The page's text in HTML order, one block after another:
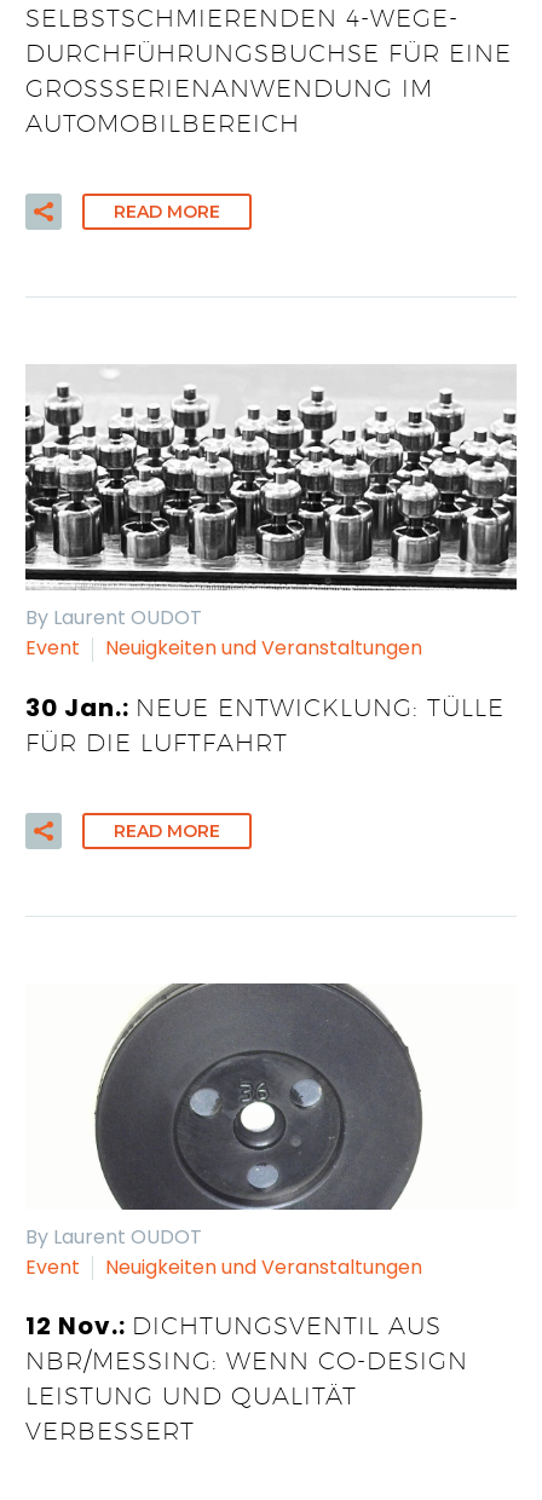
SELBSTSCHMIERENDEN 4-WEGE-
DURCHFÜHRUNGSBUCHSE FÜR EINE
GROSSSERIENANWENDUNG IM A
UTOMOBILBEREICH
READ MORE
By Laurent OUDOT
Event
Neuigkeiten und Veranstaltungen
30 Jan.: NEUE ENTWICKLUNG: TÜLLE
FÜR DIE LUFTFAHRT
READ MORE
By Laurent OUDOT
Event
Neuigkeiten und Veranstaltungen
12 Nov.: DICHTUNGSVENTIL AUS
NBR/MESSING: WENN CO-DESIGN
LEISTUNG UND QUALITÄT
VERBESSERT